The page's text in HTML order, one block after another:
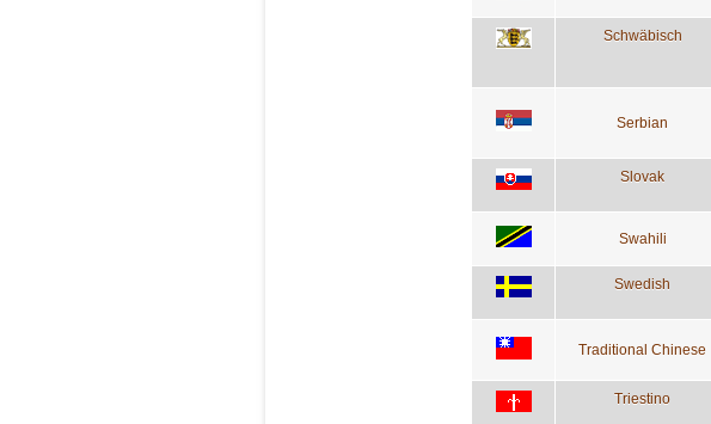
Schwäbisch
Serbian
Slovak
Swahili
Swedish
Traditional Chinese
Triestino